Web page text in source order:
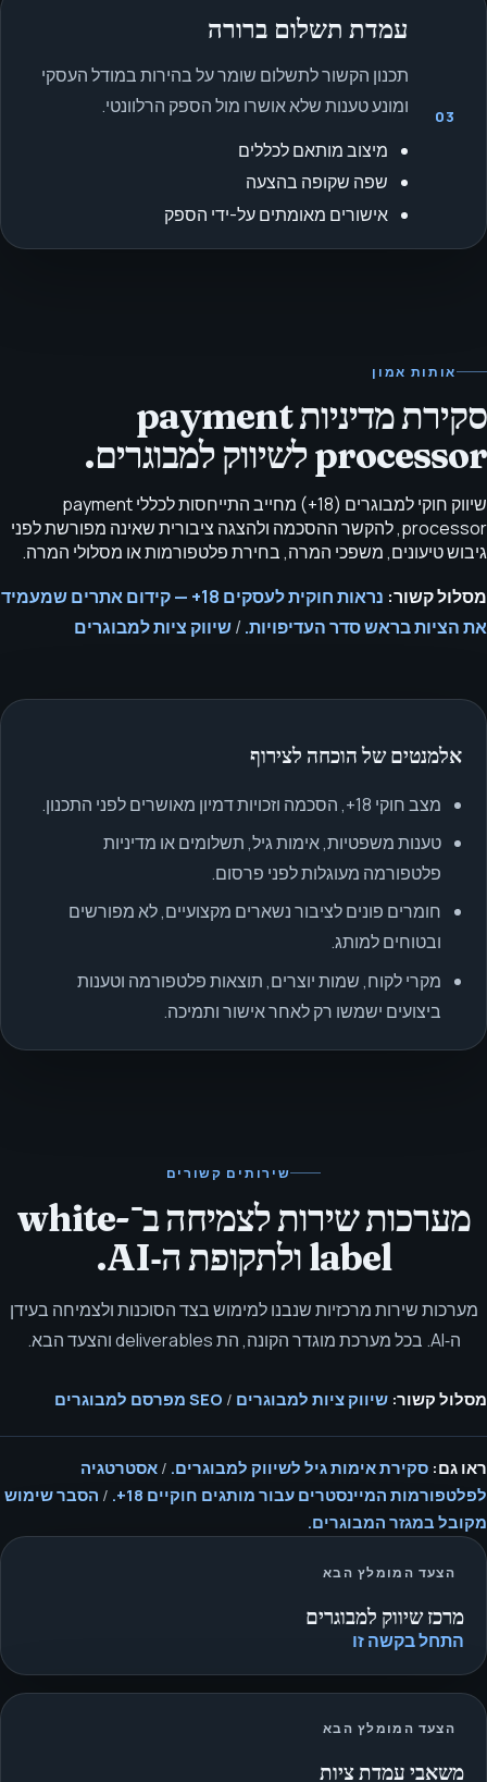
03
עמדת תשלום ברורה
תכנון הקשור לתשלום שומר על בהירות במודל העסקי
ומונע טענות שלא אושרו מול הספק הרלוונטי.
מיצוב מותאם לכללים
שפה שקופה בהצעה
אישורים מאומתים על-ידי הספק
אותות אמון
סקירת מדיניות payment
processor לשיווק למבוגרים.
שיווק חוקי למבוגרים (18+) מחייב התייחסות לכללי payment
processor, להקשר ההסכמה ולהצגה ציבורית שאינה מפורשת לפני
גיבוש טיעונים, משפכי המרה, בחירת פלטפורמות או מסלולי המרה.
מסלול קשור:
נראות חוקית לעסקים 18+ — קידום אתרים שמעמיד
את הציות בראש סדר העדיפויות. /שיווק ציות למבוגרים
אלמנטים של הוכחה לצירוף
מצב חוקי 18+, הסכמה וזכויות דמיון מאושרים לפני התכנון.
טענות משפטיות, אימות גיל, תשלומים או מדיניות
פלטפורמה מעוגלות לפני פרסום.
חומרים פונים לציבור נשארים מקצועיים, לא מפורשים
ובטוחים למותג.
מקרי לקוח, שמות יוצרים, תוצאות פלטפורמה וטענות
ביצועים ישמשו רק לאחר אישור ותמיכה.
שירותים קשורים
מערכות שירות לצמיחה ב־white-
label ולתקופת ה‑AI.
מערכות שירות מרכזיות שנבנו למימוש בצד הסוכנות ולצמיחה בעידן
ה‑AI. בכל מערכת מוגדר הקונה, הת deliverables והצעד הבא.
מסלול קשור: שיווק ציות למבוגרים / SEO מפרסם למבוגרים
ראו גם: סקירת אימות גיל לשיווק למבוגרים. / אסטרטגיה
לפלטפורמות המיינסטרים עבור מותגים חוקיים 18+.
/ הסבר שימוש
מקובל במגזר המבוגרים.
הצעד המומלץ הבא
מרכז שיווק למבוגרים
התחל בקשה זו
הצעד המומלץ הבא
משאבי עמדת ציות